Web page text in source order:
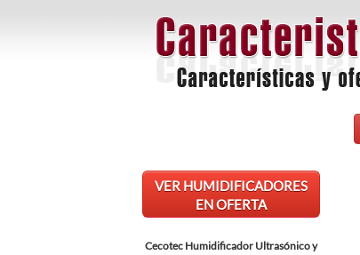
VER HUMIDIFICADORES
EN OFERTA
Cecotec Humidificador Ultrasónico y